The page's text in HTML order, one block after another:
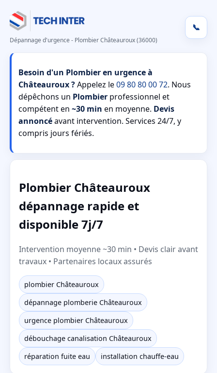
Dépannage d'urgence - Plombier Châteauroux (36000)
📞
Besoin d'un Plombier en urgence à
Châteauroux ?Appelez le09 80 80 00 72. Nous
dépêchons un Plombier professionnel et
compétent en ~30 min en moyenne. Devis
annoncéavant intervention. Services 24/7, y
compris jours fériés.
Plombier Châteauroux
dépannage rapide et
disponible 7j/7
Intervention moyenne ~30 min • Devis clair avant
travaux • Partenaires locaux assurés
plombier Châteauroux
dépannage plomberie Châteauroux
urgence plombier Châteauroux
débouchage canalisation Châteauroux
réparation fuite eau
installation chauffe-eau